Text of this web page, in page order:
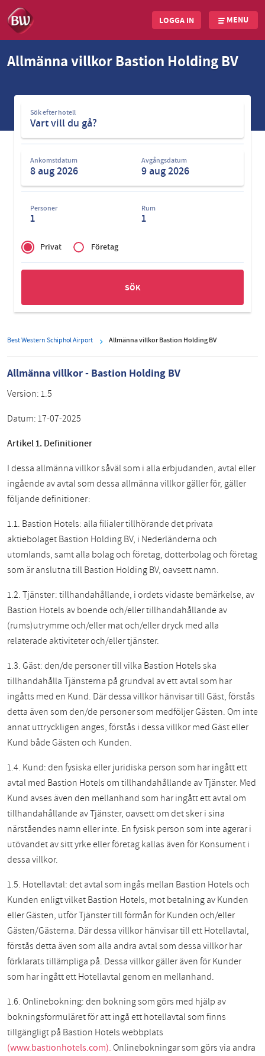
to
LOGGA IN MENU
Allmänna villkor Bastion Holding BV
Sök
efter
hotell
Sök efter hotell
Ankomstdatum Avgångsdatum
Personer
1
Rum
1
of
Zakelijk
Privat Företag
Best Western Schiphol Airport Allmänna villkor Bastion Holding BV
Allmänna villkor - Bastion Holding BV
Version:1.5
Datum:17-07-2025
Artikel 1. Definitioner
I dessa allmänna villkor såväl som i alla erbjudanden, avtal eller
ingående av avtal som dessa allmänna villkor gäller för, gäller
följande definitioner:
1.1. Bastion Hotels: alla filialer tillhörande det privata
aktiebolaget Bastion Holding BV, i Nederländerna och
utomlands, samt alla bolag och företag, dotterbolag och företag
som är anslutna till Bastion Holding BV, oavsett namn.
1.2. Tjänster: tillhandahållande, i ordets vidaste bemärkelse, av
Bastion Hotels av boende och/eller tillhandahållande av
(rums)utrymme och/eller mat och/eller dryck med alla
relaterade aktiviteter och/eller tjänster.
1.3. Gäst: den/de personer till vilka Bastion Hotels ska
tillhandahålla Tjänsterna på grundval av ett avtal som har
ingåtts med en Kund. Där dessa villkor hänvisar till Gäst, förstås
detta även som den/de personer som medföljer Gästen. Om inte
annat uttryckligen anges, förstås i dessa villkor med Gäst eller
Kund både Gästen och Kunden.
1.4. Kund: den fysiska eller juridiska person som har ingått ett
avtal med Bastion Hotels om tillhandahållande av Tjänster. Med
Kund avses även den mellanhand som har ingått ett avtal om
tillhandahållande av Tjänster, oavsett om det sker i sina
närståendes namn eller inte. En fysisk person som inte agerar i
utövandet av sitt yrke eller företag kallas även för Konsument i
dessa villkor.
1.5. Hotellavtal: det avtal som ingås mellan Bastion Hotels och
Kunden enligt vilket Bastion Hotels, mot betalning av Kunden
eller Gästen, utför Tjänster till förmån för Kunden och/eller
Gästen/Gästerna. Där dessa villkor hänvisar till ett Hotellavtal,
förstås detta även som alla andra avtal som dessa villkor har
förklarats tillämpliga på. Dessa villkor gäller även för Kunder
som har ingått ett Hotellavtal genom en mellanhand.
1.6. Onlinebokning: den bokning som görs med hjälp av
bokningsformuläret för att ingå ett hotellavtal som finns
tillgängligt på Bastion Hotels webbplats
(www.bastionhotels.com). Onlinebokningar som görs via andra